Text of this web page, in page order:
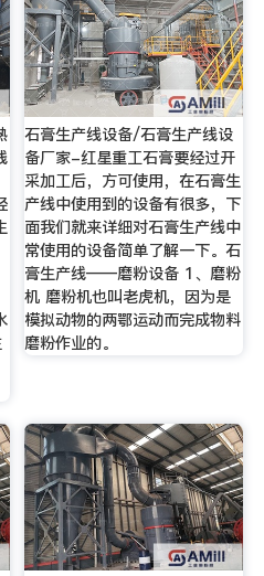
石膏生产线设备/石膏生产线设
备厂家-红星重工石膏要经过开
采加工后，方可使用，在石膏生
产线中使用到的设备有很多，下
面我们就来详细对石膏生产线中
常使用的设备简单了解一下。石
膏生产线——磨粉设备 1、磨粉
机 磨粉机也叫老虎机，因为是
模拟动物的两鄂运动而完成物料
磨粉作业的。